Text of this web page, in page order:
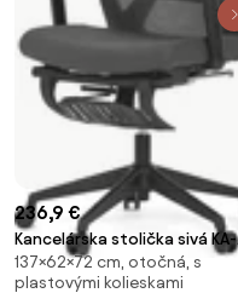
236,9 €
Kancelárska stolička sivá KA-
S257 GREY
137×62×72 cm, otočná, s
plastovými kolieskami